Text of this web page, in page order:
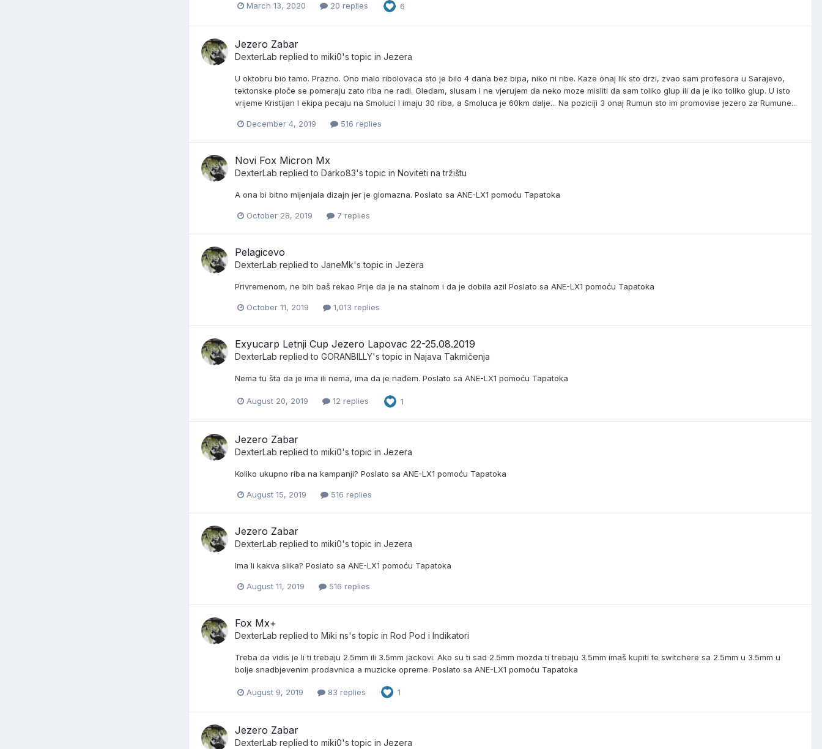
March 13, 2020 20 replies 6
Jezero Zabar
DexterLab replied to miki0's topic in Jezera
U oktobru bio tamo. Prazno. Ono malo ribolovaca sto je bilo 4 dana bez bipa, niko ni ribe. Kaze onaj lik sto drzi, zvao sam profesora u Sarajevo,
tektonske ploče se pomeraju zato riba ne radi. Gledam, slusam I ne vjerujem da neko moze misliti da sam toliko glup ili da je iko toliko glup. U isto
vrijeme Kristijan I ekipa pecaju na Smoluci I imaju 30 riba, a Smoluca je 60km dalje... Na poziciji 3 onaj Rumun sto im promovise jezero za Rumune...
December 4, 2019 516 replies
Novi Fox Micron Mx
DexterLab replied to Darko83's topic in Noviteti na tržištu
A ona bi bitno mijenjala dizajn jer je glomazna. Poslato sa ANE-LX1 pomoću Tapatoka
October 28, 2019 7 replies
Pelagicevo
DexterLab replied to JaneMk's topic in Jezera
Privremenom, ne bih baš rekao Prije da je na stalnom i da je dobila azil Poslato sa ANE-LX1 pomoću Tapatoka
October 11, 2019 1,013 replies
Exyucarp Letnji Cup Jezero Lapovac 22-25.08.2019
DexterLab replied to GORANBILLY's topic in Najava Takmičenja
Nema tu šta da je ima ili nema, ima da je nađem. Poslato sa ANE-LX1 pomoću Tapatoka
August 20, 2019 12 replies 1
Jezero Zabar
DexterLab replied to miki0's topic in Jezera
Koliko ukupno riba na kampanji? Poslato sa ANE-LX1 pomoću Tapatoka
August 15, 2019 516 replies
Jezero Zabar
DexterLab replied to miki0's topic in Jezera
Ima li kakva slika? Poslato sa ANE-LX1 pomoću Tapatoka
August 11, 2019 516 replies
Fox Mx+
DexterLab replied to Miki ns's topic in Rod Pod i Indikatori
Treba da vidis je li ti trebaju 2.5mm ili 3.5mm jackovi. Ako su ti sad 2.5mm mozda ti trebaju 3.5mm imaš kupiti te switchere sa 2.5mm u 3.5mm u
bolje snadbjevenim prodavnica a muzicke opreme. Poslato sa ANE-LX1 pomoću Tapatoka
August 9, 2019 83 replies 1
Jezero Zabar
DexterLab replied to miki0's topic in Jezera